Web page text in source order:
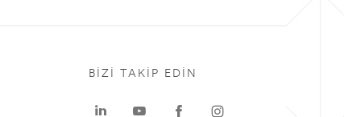
BIZI TAKIP EDIN